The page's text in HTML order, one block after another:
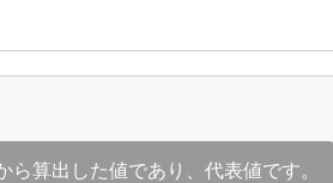
ら算出した値であり、代表値です。